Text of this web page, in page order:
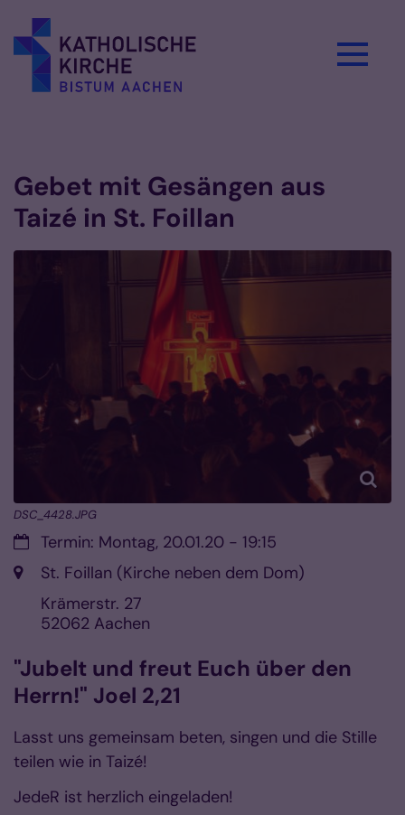
Gebet mit Gesängen aus
Taizé in St. Foillan
DSC_4428.JPG
Datum:Termin: Montag, 20.01.20 - 19:15
Ort: St. Foillan (Kirche neben dem Dom)
Krämerstr. 27
52062 Aachen
"Jubelt und freut Euch über den
Herrn!" Joel 2,21
Lasst uns gemeinsam beten, singen und die Stille
teilen wie in Taizé!
JedeR ist herzlich eingeladen!